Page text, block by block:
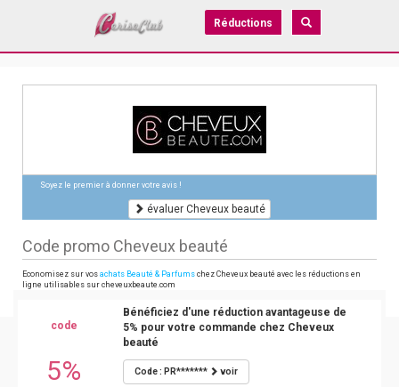
Réductions
Soyez le premier à donner votre avis !
évaluer Cheveux beauté
Code promo Cheveux beauté
Economisez sur vos achats Beauté & Parfums chez Cheveux beauté avec les réductions en
ligne utilisables sur cheveuxbeaute.com
code
5%
Bénéficiez d'une réduction avantageuse de
5% pour votre commande chez Cheveux
beauté
Code : PR******* voir